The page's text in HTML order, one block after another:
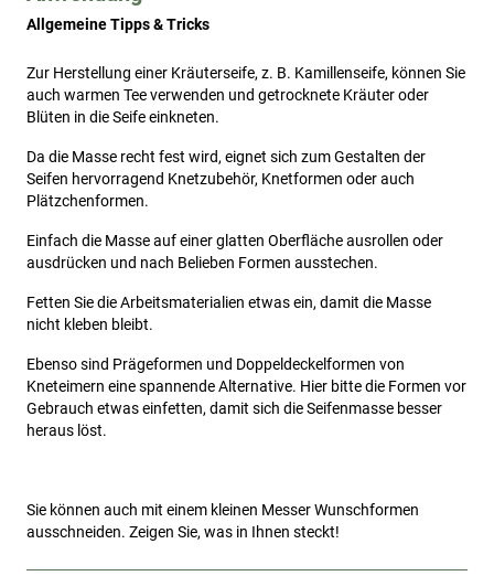
Allgemeine Tipps & Tricks
Zur Herstellung einer Kräuterseife, z. B. Kamillenseife, können Sie
auch warmen Tee verwenden und getrocknete Kräuter oder
Blüten in die Seife einkneten.
Da die Masse recht fest wird, eignet sich zum Gestalten der
Seifen hervorragend Knetzubehör, Knetformen oder auch
Plätzchenformen.
Einfach die Masse auf einer glatten Oberfläche ausrollen oder
ausdrücken und nach Belieben Formen ausstechen.
Fetten Sie die Arbeitsmaterialien etwas ein, damit die Masse
nicht kleben bleibt.
Ebenso sind Prägeformen und Doppeldeckelformen von
Kneteimern eine spannende Alternative. Hier bitte die Formen vor
Gebrauch etwas einfetten, damit sich die Seifenmasse besser
heraus löst.
Sie können auch mit einem kleinen Messer Wunschformen
ausschneiden. Zeigen Sie, was in Ihnen steckt!